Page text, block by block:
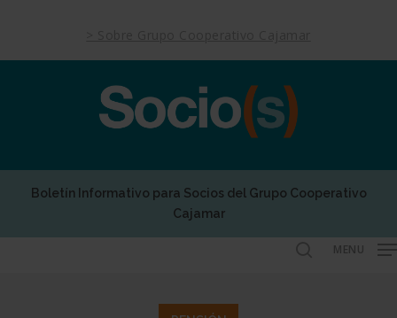
main
Boletín Informativo para Socios del Grupo Cooperativo
Cajamar
MENU